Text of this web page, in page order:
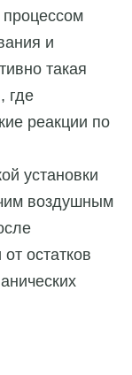
и
такая
где
реакции по
установки
воздушным
остатков